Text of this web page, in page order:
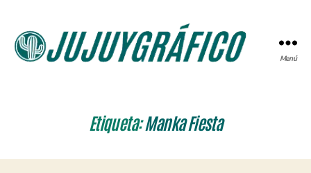
Menú
Etiqueta:Manka Fiesta